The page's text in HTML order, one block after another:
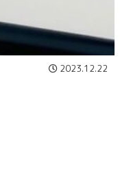
2023.12.22